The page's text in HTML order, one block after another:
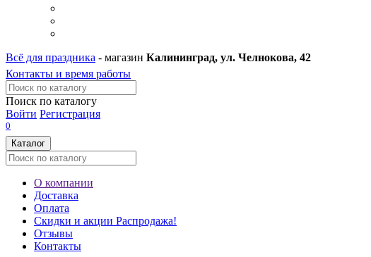
Всё для праздника - магазин Калининград, ул. Челнокова, 42
Контакты и время работы
Поиск по каталогу
Войти Регистрация
0
Каталог
О компании
Доставка
Оплата
Скидки и акции Распродажа!
Отзывы
Контакты